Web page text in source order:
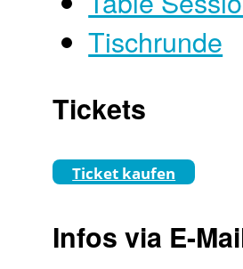
Tischrunde
Tickets
Ticket kaufen
Infos via E-